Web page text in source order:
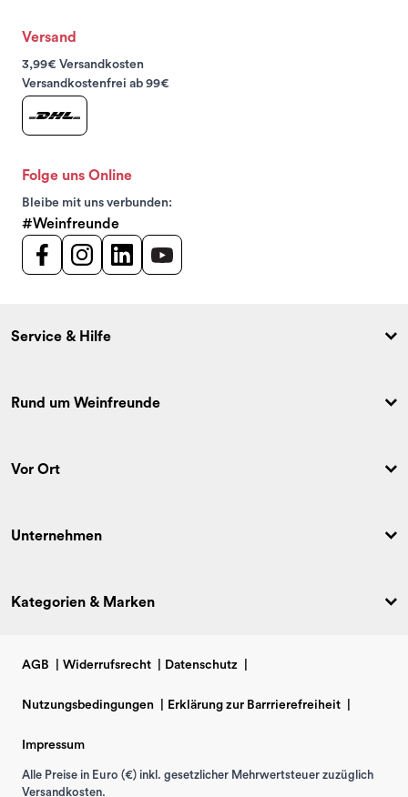
Versand
3,99€ Versandkosten
Versandkostenfrei ab 99€
Folge uns Online
Bleibe mit uns verbunden:
#Weinfreunde
Service & Hilfe
Rund um Weinfreunde
Vor Ort
Unternehmen
Kategorien & Marken
AGB Widerrufsrecht Datenschutz
Nutzungsbedingungen Erklärung zur Barrrierefreiheit
Impressum
Alle Preise in Euro (€) inkl. gesetzlicher Mehrwertsteuer zuzüglich
Versandkosten.